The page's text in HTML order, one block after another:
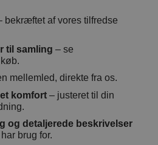
bekræftet af vores tilfredse
til samling – se
mellemled, direkte fra os.
komfort – justeret til din
og detaljerede beskrivelser
brug for.